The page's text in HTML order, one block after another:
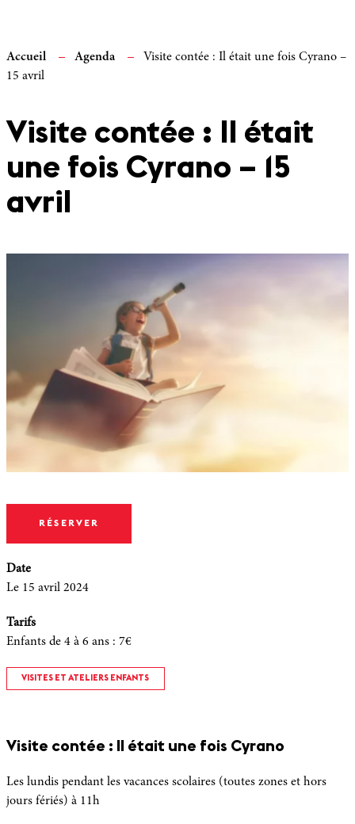
Accueil Agenda
Visite contée : Il était une fois Cyrano –
15 avril
Visite contée : Il était
une fois Cyrano – 15
avril
RÉSERVER
Date
Le 15 avril 2024
Tarifs
Enfants de 4 à 6 ans : 7€
VISITES ET ATELIERS ENFANTS
Visite contée : Il était une fois Cyrano
Les lundis pendant les vacances scolaires (toutes zones et hors
jours fériés) à 11h